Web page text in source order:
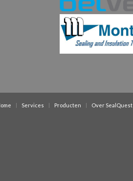
Services Producten Over SealQuest